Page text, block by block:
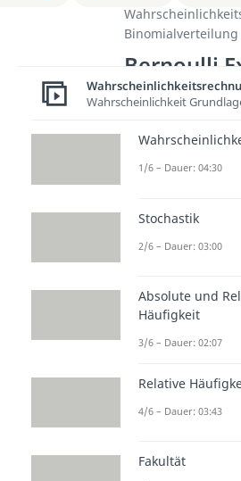
Binomialverteilung
Bernoulli
Wichtige
Video
Willst du
Bernoulli
wie du damit
erfährst du im
Abiturvorbereitung
Wahrscheinlichkeit
1/6 – Dauer: 04:30
Stochastik
2/6 – Dauer: 03:00
Absolute und
Häufigkeit
3/6 – Dauer: 02:07
Relative
4/6 – Dauer: 03:43
Fakultät